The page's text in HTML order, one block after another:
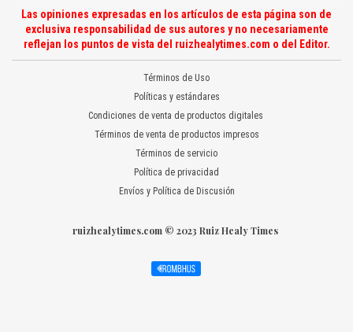
Las opiniones expresadas en los artículos de esta página son de
exclusiva responsabilidad de sus autores y no necesariamente
reflejan los puntos de vista del ruizhealytimes.com o del Editor.
Términos de Uso
Políticas y estándares
Condiciones de venta de productos digitales
Términos de venta de productos impresos
Términos de servicio
Política de privacidad
Envíos y Política de Discusión
ruizhealytimes.com © 2023 Ruiz Healy Times